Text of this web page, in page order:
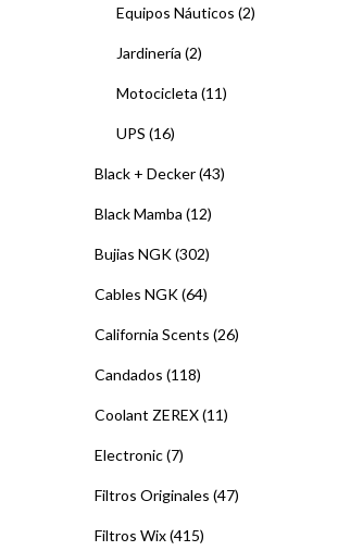
Equipos Náuticos (2)
Jardinería (2)
Motocicleta (11)
UPS (16)
Black + Decker(43)
Black Mamba (12)
Bujias NGK(302)
Cables NGK(64)
California Scents (26)
Candados (118)
Coolant ZEREX(11)
Electronic(7)
Filtros Originales (47)
Filtros Wix(415)